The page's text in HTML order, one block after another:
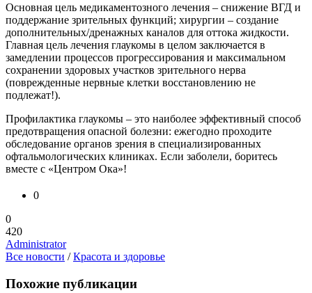
Основная цель медикаментозного лечения – снижение ВГД и
поддержание зрительных функций; хирургии – создание
дополнительных/дренажных каналов для оттока жидкости.
Главная цель лечения глаукомы в целом заключается в
замедлении процессов прогрессирования и максимальном
сохранении здоровых участков зрительного нерва
(поврежденные нервные клетки восстановлению не
подлежат!).
Профилактика глаукомы – это наиболее эффективный способ
предотвращения опасной болезни: ежегодно проходите
обследование органов зрения в специализированных
офтальмологических клиниках. Если заболели, боритесь
вместе с «Центром Ока»!
0
0
420
Administrator
Все новости /Красота и здоровье
Похожие публикации